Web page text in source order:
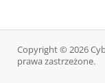
Copyright © 2026
prawa zastrzeżone.